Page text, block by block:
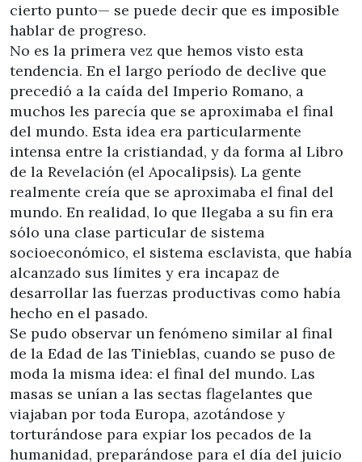
cierto punto— se puede decir que es imposible
hablar de progreso.
No es la primera vez que hemos visto esta
tendencia. En el largo período de declive que
precedió a la caída del Imperio Romano, a
muchos les parecía que se aproximaba el final
del mundo. Esta idea era particularmente
intensa entre la cristiandad, y da forma al Libro
de la Revelación (el Apocalipsis). La gente
realmente creía que se aproximaba el final del
mundo. En realidad, lo que llegaba a su fin era
sólo una clase particular de sistema
socioeconómico, el sistema esclavista, que había
alcanzado sus límites y era incapaz de
desarrollar las fuerzas productivas como había
hecho en el pasado.
Se pudo observar un fenómeno similar al final
de la Edad de las Tinieblas, cuando se puso de
moda la misma idea: el final del mundo. Las
masas se unían a las sectas flagelantes que
viajaban por toda Europa, azotándose y
torturándose para expiar los pecados de la
humanidad, preparándose para el día del juicio